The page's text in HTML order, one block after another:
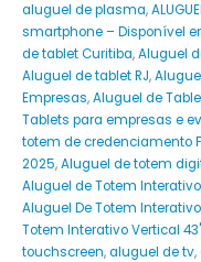
aluguel de plasma,
smartphone – Disponível
de tablet Curitiba,Aluguel
Aluguel de tablet RJ,
Empresas,Aluguel de
Tablets para empresas e
totem de credenciamento
2025,Aluguel de totem
Aluguel de Totem
Aluguel De Totem
Totem Interativo Vertical 43"
touchscreen,aluguel de tv,